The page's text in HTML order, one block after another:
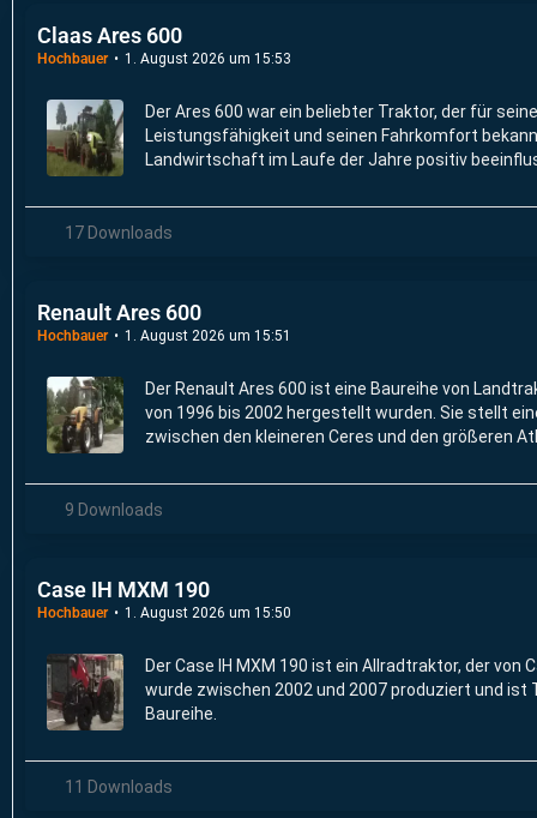
Claas Ares 600
Hochbauer 1. August 2026 um 15:53
Der Ares 600 war ein beliebter Traktor, der für
Leistungsfähigkeit und seinen Fahrkomfort
Landwirtschaft im Laufe der Jahre positiv
17 Downloads
Renault Ares 600
Hochbauer 1. August 2026 um 15:51
Der Renault Ares 600 ist eine Baureihe von
von 1996 bis 2002 hergestellt wurden. Sie stellt
zwischen den kleineren Ceres und den größeren
9 Downloads
Case IH MXM 190
Hochbauer 1. August 2026 um 15:50
Der Case IH MXM 190 ist ein Allradtraktor, der von
wurde zwischen 2002 und 2007 produziert und ist
Baureihe.
11 Downloads